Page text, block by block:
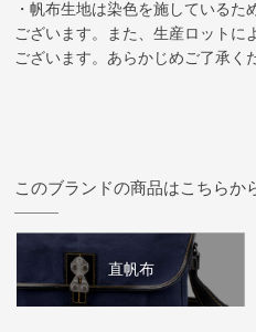
・帆布生地は染色を施している
ございます。また、生産ロットに
ございます。あらかじめご了承く
このブランドの商品はこちらか
直帆布